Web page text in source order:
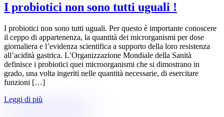
I probiotici non sono tutti uguali !
I probiotici non sono tutti uguali. Per questo è importante conoscere
il ceppo di appartenenza, la quantità dei microrganismi per dose
giornaliera e l’evidenza scientifica a supporto della loro resistenza
all’acidità gastrica. L’Organizzazione Mondiale della Sanità
definisce i probiotici quei microorganismi che si dimostrano in
grado, una volta ingeriti nelle quantità necessarie, di esercitare
funzioni […]
Leggi di più